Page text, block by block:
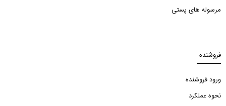
مرسوله های پستی
فروشنده
ورود فروشنده
نحوه عملکرد